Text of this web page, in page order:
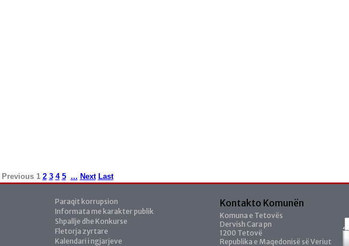
Previous 1 2 3 4 5 ... Next Last
Paraqit korrupsion
Informata me karakter publik
Shpallje dhe Konkurse
Fletorja zyrtare
Kalendari i ngjarjeve
Kontakto Komunën
Komuna e Tetovës
Dervish Cara pn
1200 Tetovë
Republika e Maqedonisë së Veriut